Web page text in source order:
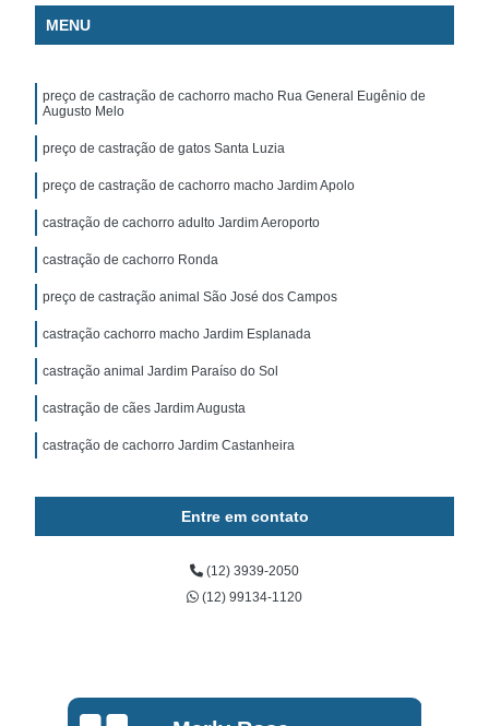
MENU
preço de castração de cachorro macho Rua General Eugênio de
Augusto Melo
preço de castração de gatos Santa Luzia
preço de castração de cachorro macho Jardim Apolo
castração de cachorro adulto Jardim Aeroporto
castração de cachorro Ronda
preço de castração animal São José dos Campos
castração cachorro macho Jardim Esplanada
castração animal Jardim Paraíso do Sol
castração de cães Jardim Augusta
castração de cachorro Jardim Castanheira
Entre em contato
(12) 3939-2050
(12) 99134-1120